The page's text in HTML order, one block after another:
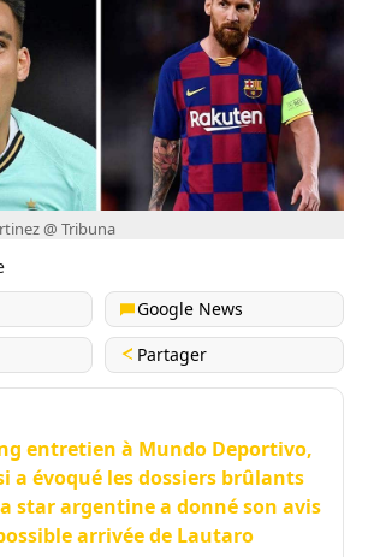
@ Tribuna
Google News
Partager
entretien à Mundo Deportivo,
a évoqué les dossiers brûlants
star argentine a donné son avis
arrivée de Lautaro